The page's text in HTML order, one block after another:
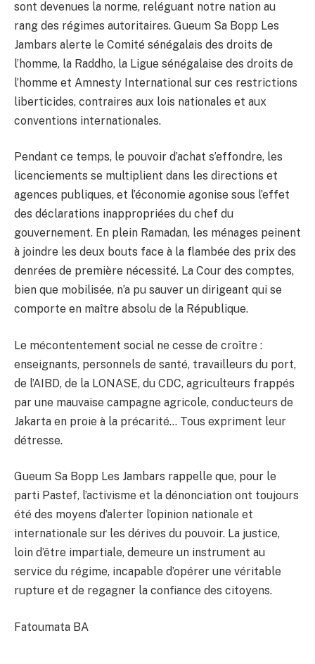
sont devenues la norme, reléguant notre nation au
rang des régimes autoritaires. Gueum Sa Bopp Les
Jambars alerte le Comité sénégalais des droits de
l’homme, la Raddho, la Ligue sénégalaise des droits de
l’homme et Amnesty International sur ces restrictions
liberticides, contraires aux lois nationales et aux
conventions internationales.
Pendant ce temps, le pouvoir d’achat s’effondre, les
licenciements se multiplient dans les directions et
agences publiques, et l’économie agonise sous l’effet
des déclarations inappropriées du chef du
gouvernement. En plein Ramadan, les ménages peinent
à joindre les deux bouts face à la flambée des prix des
denrées de première nécessité. La Cour des comptes,
bien que mobilisée, n’a pu sauver un dirigeant qui se
comporte en maître absolu de la République.
Le mécontentement social ne cesse de croître :
enseignants, personnels de santé, travailleurs du port,
de l’AIBD, de la LONASE, du CDC, agriculteurs frappés
par une mauvaise campagne agricole, conducteurs de
Jakarta en proie à la précarité… Tous expriment leur
détresse.
Gueum Sa Bopp Les Jambars rappelle que, pour le
parti Pastef, l’activisme et la dénonciation ont toujours
été des moyens d’alerter l’opinion nationale et
internationale sur les dérives du pouvoir. La justice,
loin d’être impartiale, demeure un instrument au
service du régime, incapable d’opérer une véritable
rupture et de regagner la confiance des citoyens.
Fatoumata BA